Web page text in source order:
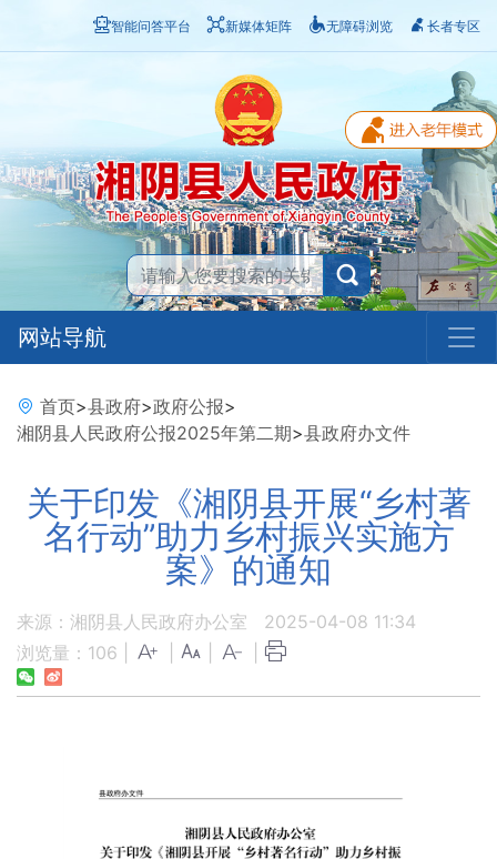
智能问答平台 新媒体矩阵 无障碍浏览 长者专区
网站导航
首页>县政府>政府公报>
湘阴县人民政府公报2025年第二期>县政府办文件
关于印发《湘阴县开展“乡村著
名行动”助力乡村振兴实施方
案》的通知
来源：湘阴县人民政府办公室
2025-04-08 11:34
浏览量： 106